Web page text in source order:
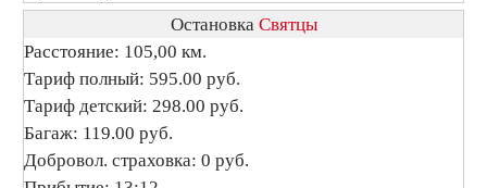
Остановка Святцы
Расстояние: 105,00 км.
Тариф полный: 595.00 руб.
Тариф детский: 298.00 руб.
Багаж: 119.00 руб.
Добровол. страховка: 0 руб.